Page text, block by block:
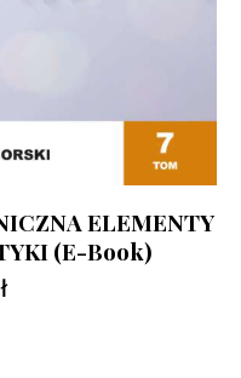
ELEMENTY
(e-Book)